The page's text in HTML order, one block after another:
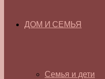
ДОМ И СЕМЬЯ
Семья и дети